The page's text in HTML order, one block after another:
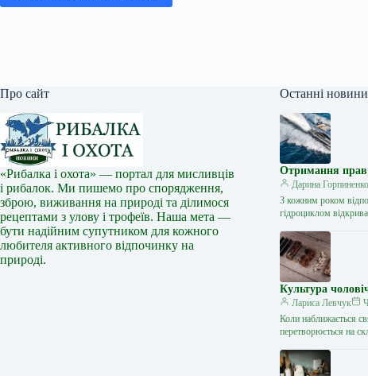
Про сайт
«Рибалка і охота» — портал для мисливців
і рибалок. Ми пишемо про спорядження,
зброю, виживання на природі та ділимося
рецептами з улову і трофеїв. Наша мета —
бути надійним супутником для кожного
любителя активного відпочинку на
природі.
Останні новини
Отримання прав
Дарина Горпиненко
З кожним роком
гідроциклом
Культура
Лариса Левчук
Коли наближається
перетворюється на